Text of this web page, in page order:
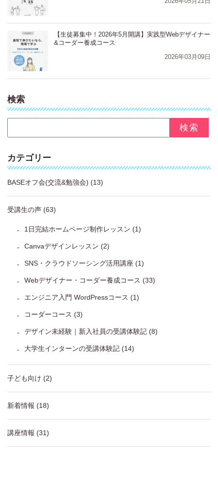
【生徒募集中！2026年5月開講】実践型Webデザイナー
&コーダー養成コース
2026年03月09日
検索
カテゴリー
BASEオフ会(交流&勉強会) (13)
受講生の声 (63)
1日完結ホームページ制作レッスン (1)
Canvaデザインレッスン (2)
SNS・クラウドソーシング活用講座 (1)
Webデザイナー・コーダー養成コース (33)
エンジニア入門 WordPressコース (1)
コーダーコース (3)
デザイン未経験｜新入社員の受講体験記 (8)
大学生インターンの受講体験記 (14)
子ども向け (2)
新着情報 (18)
講座情報 (31)